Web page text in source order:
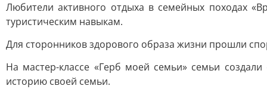
Любители активного отдыха в семейных походах
туристическим навыкам.
Для сторонников здорового образа жизни прошли
На мастер-классе «Герб моей семьи» семьи
историю своей семьи.